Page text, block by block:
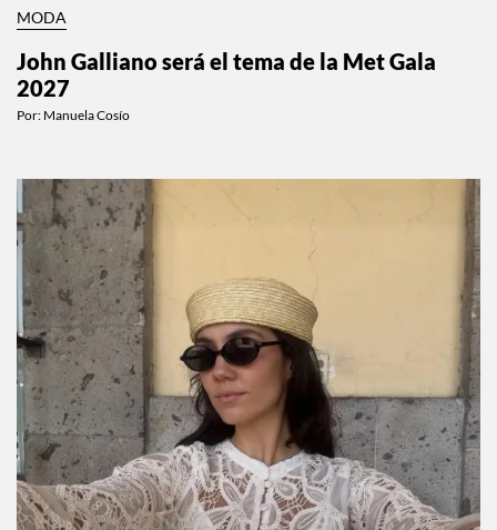
MODA
John Galliano será el tema de la Met Gala
2027
Por: Manuela Cosío